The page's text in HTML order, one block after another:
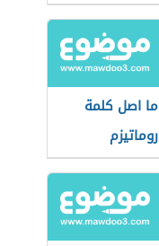
ما اصل كلمة
روماتيزم